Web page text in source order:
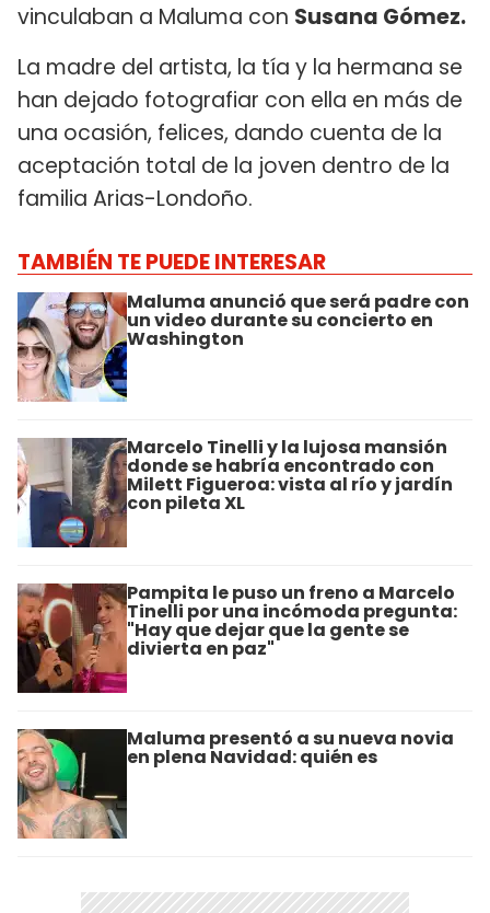
vinculaban a Maluma con Susana Gómez.
La madre del artista, la tía y la hermana se
han dejado fotografiar con ella en más de
una ocasión, felices, dando cuenta de la
aceptación total de la joven dentro de la
familia Arias-Londoño.
TAMBIÉN TE PUEDE INTERESAR
Maluma anunció que será padre con
un video durante su concierto en
Washington
Marcelo Tinelli y la lujosa mansión
donde se habría encontrado con
Milett Figueroa: vista al río y jardín
con pileta XL
Pampita le puso un freno a Marcelo
Tinelli por una incómoda pregunta:
"Hay que dejar que la gente se
divierta en paz"
Maluma presentó a su nueva novia
en plena Navidad: quién es